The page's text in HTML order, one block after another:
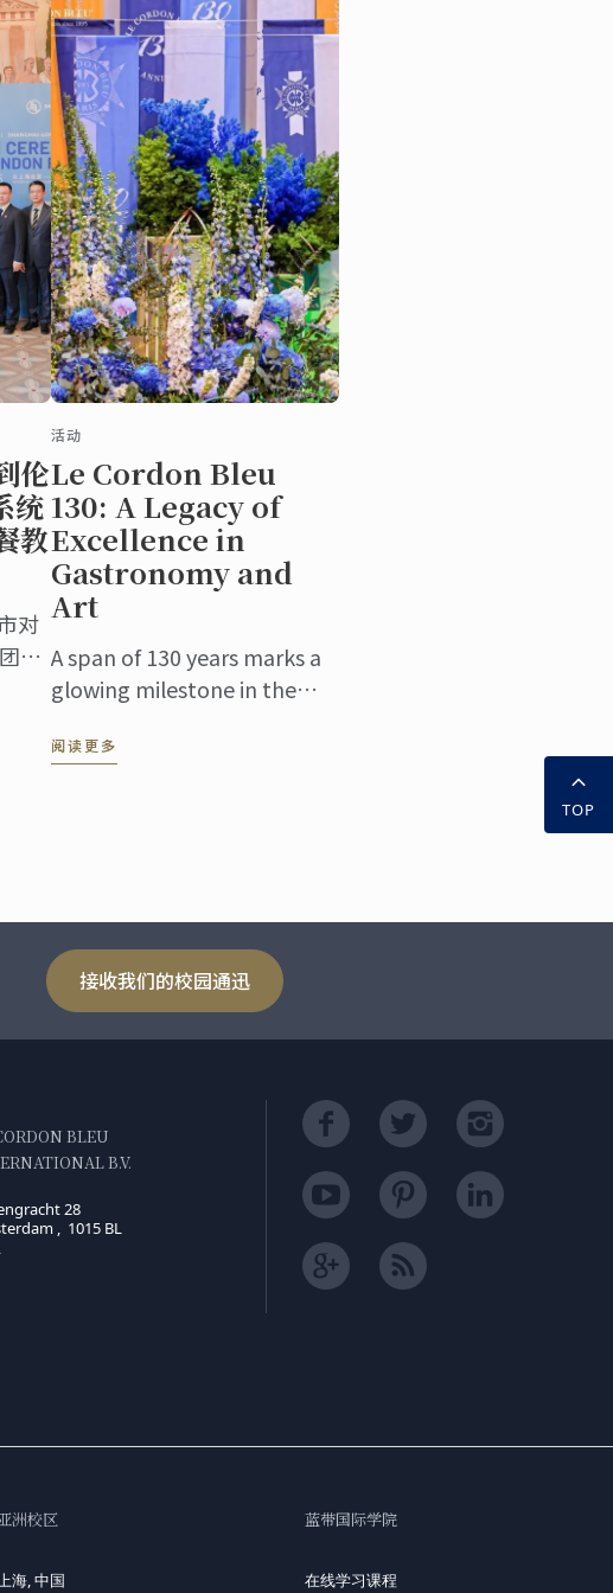
伦
统
教
对
、
活动
Le Cordon Bleu
130: A Legacy of
Excellence in
Gastronomy and
Art
A span of 130 years marks a
glowing milestone in the
to the inheritance and
阅读更多
接收我们的校园通迅
TOP
BLEU
B.V.
28
, 1015 BL
洲校区
海, 中国
蓝带国际学院
在线学习课程